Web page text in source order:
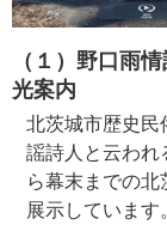
（１）野口雨
光案内
北茨城市歴史民
謡詩人と云われ
ら幕末までの北
展示していま